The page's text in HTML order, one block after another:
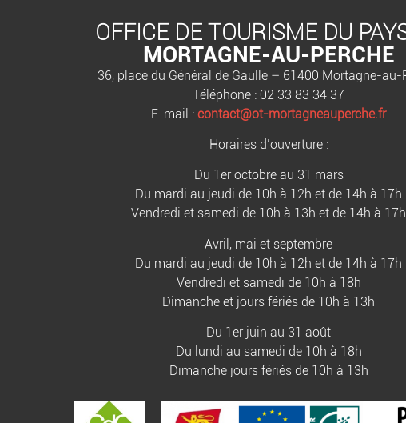
OFFICE DE TOURISME DU
MORTAGNE-AU-PERCHE
36, place du Général de Gaulle – 61400 Mortagne-au-
Téléphone : 02 33 83 34 37
E-mail : contact@ot-mortagneauperche.fr
Horaires d’ouverture :
Du 1er octobre au 31 mars
Du mardi au jeudi de 10h à 12h et de 14h à 17h
Vendredi et samedi de 10h à 13h et de 14h à 17h
Avril, mai et septembre
Du mardi au jeudi de 10h à 12h et de 14h à 17h
Vendredi et samedi de 10h à 18h
Dimanche et jours fériés de 10h à 13h
Du 1er juin au 31 août
Du lundi au samedi de 10h à 18h
Dimanche jours fériés de 10h à 13h